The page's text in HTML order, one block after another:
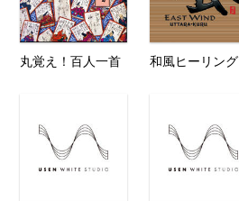
丸覚え！百人一首 和風ヒーリング